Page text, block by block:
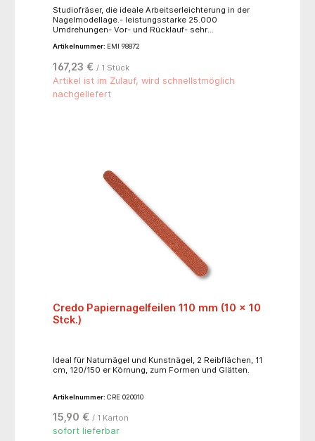
Studiofräser, die ideale Arbeitserleichterung in der
Nagelmodellage.- leistungsstarke 25.000
Umdrehungen- Vor- und Rücklauf- sehr
Fußbetrieb- mit Anschluss für Fußpedal (Fußpedal
230 V/50 Hz, Leistung: max. 35 Watt- Lieferumfang:
Steuereinheit, Netzteil, Handstück, 4-teiliges Bitset
Artikelnummer: EMI 98872
167,23 € / 1 Stück
Artikel ist im Zulauf, wird schnellstmöglich
nachgeliefert
Credo Papiernagelfeilen 110 mm (10 x 10
Stck.)
Ideal für Naturnägel und Kunstnägel, 2 Reibflächen, 11
cm, 120/150 er Körnung, zum Formen und Glätten.
Artikelnummer: CRE 020010
15,90 € / 1 Karton
sofort lieferbar